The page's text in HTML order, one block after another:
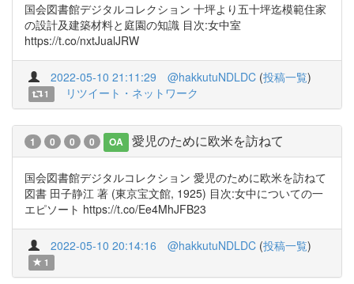
国会図書館デジタルコレクション 十坪より五十坪迄模範住家
の設計及建築材料と庭園の知識 目次:女中室
https://t.co/nxtJualJRW
2022-05-10 21:11:29 @hakkutuNDLDC (投稿一覧)
1 リツイート・ネットワーク
1 0 0 0 OA 愛児のために欧米を訪ねて
国会図書館デジタルコレクション 愛児のために欧米を訪ねて
図書 田子静江 著 (東京宝文館, 1925) 目次:女中についての一
エピソート https://t.co/Ee4MhJFB23
2022-05-10 20:14:16 @hakkutuNDLDC (投稿一覧)
1